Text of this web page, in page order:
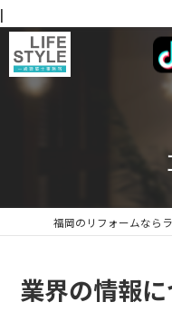
|
福岡のリフォームなら
業界の情報